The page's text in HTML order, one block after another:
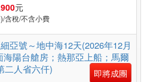
元
含稅/不含小費
亞號～地中海12天(2026年12月
海陽台艙房；熱那亞上船；馬爾
二人省六仟)
即將成團